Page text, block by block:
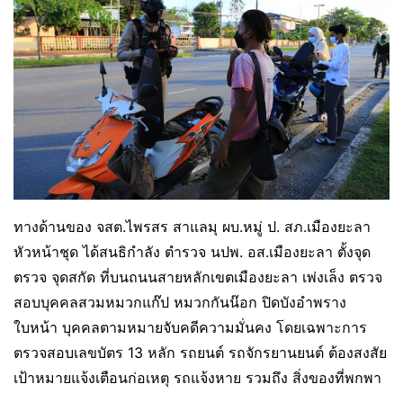
ทางด้านของ จสต.ไพรสร สาแลมุ ผบ.หมู่ ป. สภ.เมืองยะลา
หัวหน้าชุด ได้สนธิกำลัง ตำรวจ นปพ. อส.เมืองยะลา ตั้งจุด
ตรวจ จุดสกัด ที่บนถนนสายหลักเขตเมืองยะลา เพ่งเล็ง ตรวจ
สอบบุคคลสวมหมวกแก๊ป หมวกกันน๊อก ปิดบังอำพราง
ใบหน้า บุคคลตามหมายจับคดีความมั่นคง โดยเฉพาะการ
ตรวจสอบเลขบัตร 13 หลัก รถยนต์ รถจักรยานยนต์ ต้องสงสัย
เป้าหมายแจ้งเตือนก่อเหตุ รถแจ้งหาย รวมถึง สิ่งของที่พกพา